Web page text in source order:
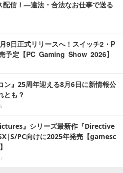
配信！―違法・合法なお仕事で送る
9日正式リリースへ！スイッチ2・P
予定【PC Gaming Show 2026】
ン』25周年迎える8月6日に新情報公
とも？
』シリーズ最新作『Directive
PC向けに2025年発売【gamesc